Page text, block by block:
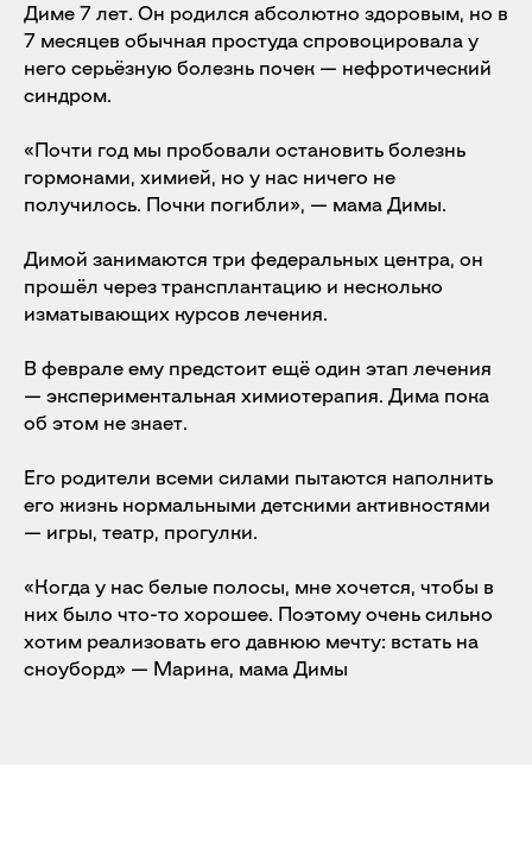
Диме 7 лет. Он родился абсолютно здоровым, но в
7 месяцев обычная простуда спровоцировала у
него серьёзную болезнь почек — нефротический
синдром.
«Почти год мы пробовали остановить болезнь
гормонами, химией, но у нас ничего не
получилось. Почки погибли», — мама Димы.
Димой занимаются три федеральных центра, он
прошёл через трансплантацию и несколько
изматывающих курсов лечения.
В феврале ему предстоит ещё один этап лечения
— экспериментальная химиотерапия. Дима пока
об этом не знает.
Его родители всеми силами пытаются наполнить
его жизнь нормальными детскими активностями
— игры, театр, прогулки.
«Когда у нас белые полосы, мне хочется, чтобы в
них было что-то хорошее. Поэтому очень сильно
хотим реализовать его давнюю мечту: встать на
сноуборд» — Марина, мама Димы